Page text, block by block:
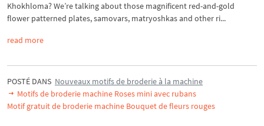
Khokhloma? We’re talking about those magnificent red-and-gold
flower patterned plates, samovars, matryoshkas and other ri...
read more
POSTÉ DANS Nouveaux motifs de broderie à la machine
Motifs de broderie machine Roses mini avec rubans
Motif gratuit de broderie machine Bouquet de fleurs rouges